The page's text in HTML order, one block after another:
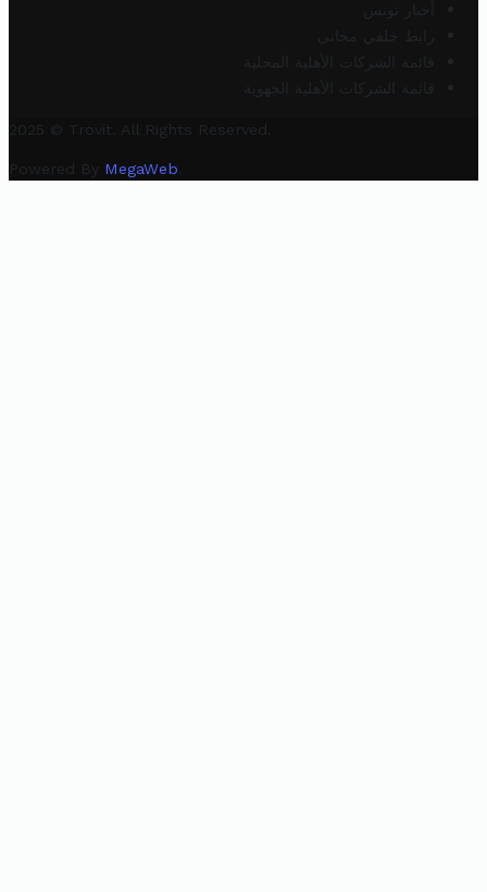
أخبار تونس
رابط خلفي مجاني
قائمة الشركات الأهلية المحلية
قائمة الشركات الأهلية الجهوية
2025 © Trovit. All Rights Reserved.
Powered By MegaWeb